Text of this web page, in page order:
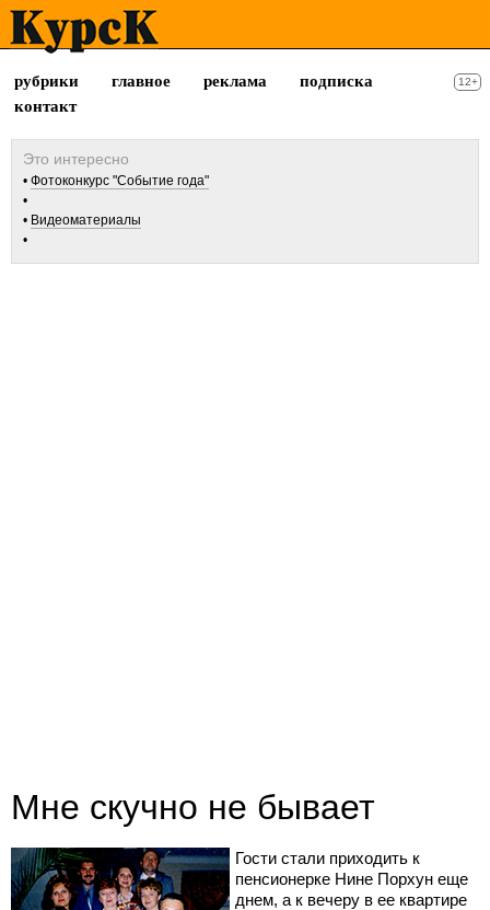
рубрики главное реклама
подписка
контакт
12+
Фотоконкурс "Событие года"
Видеоматериалы
Мне скучно не бывает
Гости стали приходить к
пенсионерке Нине Порхун еще
днем, а к вечеру в ее квартире